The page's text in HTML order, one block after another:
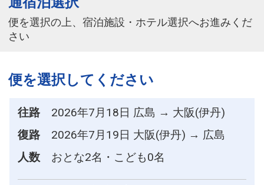
便を選択の上、宿泊施設・ホテル選択へお進みくだ
さい
便を選択してください
往路
2026年7月18日 広島 → 大阪(伊丹)
復路
2026年7月19日 大阪(伊丹) → 広島
人数
おとな2名・こども0名